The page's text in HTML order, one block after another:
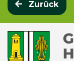
Zurück